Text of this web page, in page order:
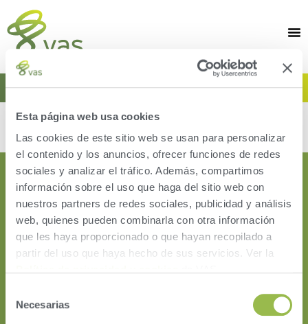
Esta página web usa cookies
Las cookies de este sitio web se usan para personalizar
el contenido y los anuncios, ofrecer funciones de redes
sociales y analizar el tráfico. Además, compartimos
información sobre el uso que haga del sitio web con
nuestros partners de redes sociales, publicidad y análisis
web, quienes pueden combinarla con otra información
que les haya proporcionado o que hayan recopilado a
partir del uso que haya hecho de sus servicios. Ver la
Necesarias
TIP OF THE MONTH
No posts found!
HERD